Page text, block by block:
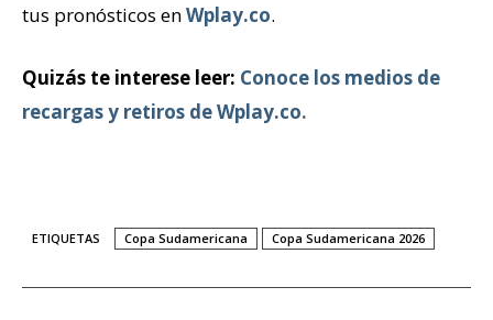
tus pronósticos enWplay.co.
Quizás te interese leer: Conoce los medios de
recargas y retiros de Wplay.co.
ETIQUETAS Copa Sudamericana Copa Sudamericana 2026